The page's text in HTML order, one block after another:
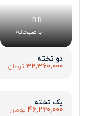
B.B
با صبحانه
دو تخته
32,360,000 تومان
یک تخته
46,220,000 تومان